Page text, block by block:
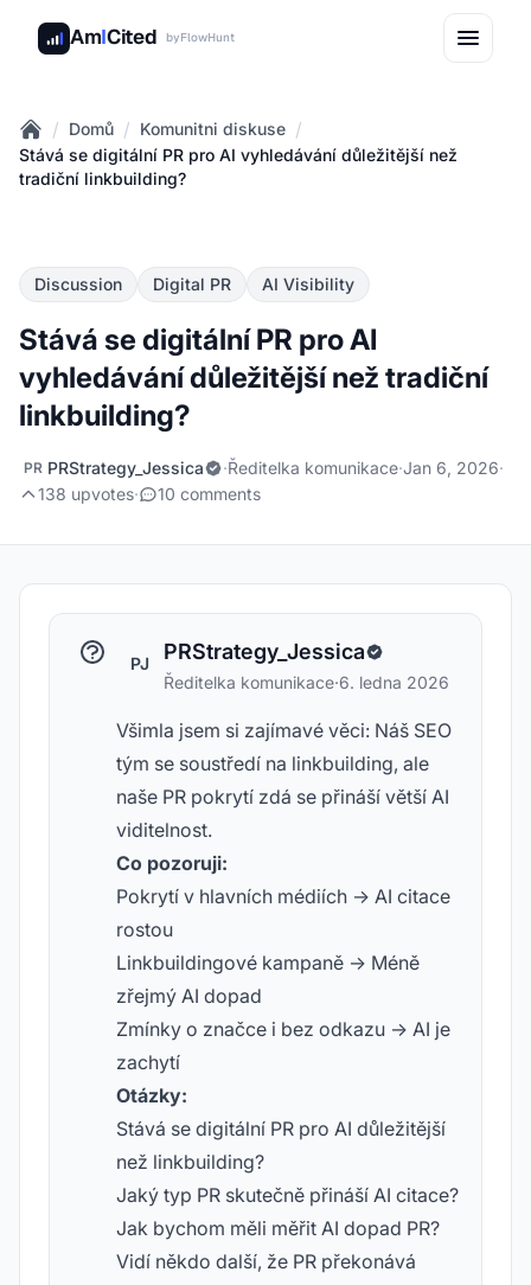
AmICited byFlowHunt
Home
/ Domů / Komunitni diskuse /
Stává se digitální PR pro AI vyhledávání důležitější než
tradiční linkbuilding?
Discussion Digital PR AI Visibility
Stává se digitální PR pro AI
vyhledávání důležitější než tradiční
linkbuilding?
PR PRStrategy_Jessica ·Ředitelka komunikace·Jan 6, 2026·
138 upvotes· 10 comments
PJ PRStrategy_Jessica
Ředitelka komunikace·6. ledna 2026
Všimla jsem si zajímavé věci: Náš SEO
tým se soustředí na linkbuilding, ale
naše PR pokrytí zdá se přináší větší AI
viditelnost.
Co pozoruji:
Pokrytí v hlavních médiích → AI citace
rostou
Linkbuildingové kampaně → Méně
zřejmý AI dopad
Zmínky o značce i bez odkazu → AI je
zachytí
Otázky:
Stává se digitální PR pro AI důležitější
než linkbuilding?
Jaký typ PR skutečně přináší AI citace?
Jak bychom měli měřit AI dopad PR?
Vidí někdo další, že PR překonává